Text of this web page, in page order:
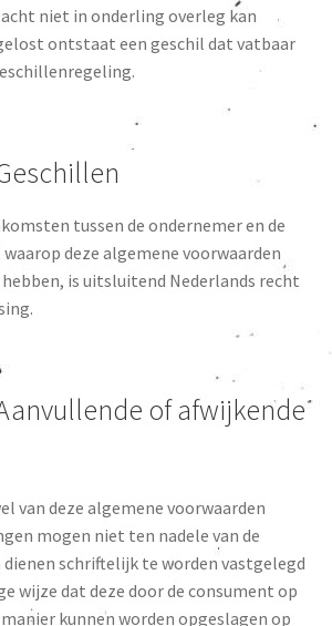
niet in onderling overleg kan
ontstaat een geschil dat vatbaar
tussen de ondernemer en de
deze algemene voorwaarden
is uitsluitend Nederlands recht
of afwijkende
van deze algemene voorwaarden
mogen niet ten nadele van de
schriftelijk te worden vastgelegd
wijze dat deze door de consument op
kunnen worden opgeslagen op